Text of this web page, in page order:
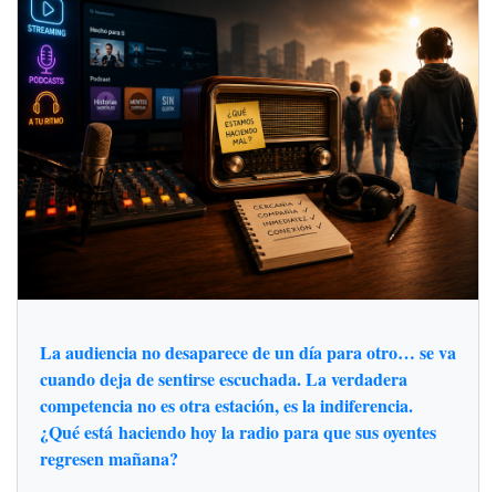
La audiencia no desaparece de un día para otro… se va
cuando deja de sentirse escuchada. La verdadera
competencia no es otra estación, es la indiferencia.
¿Qué está haciendo hoy la radio para que sus oyentes
regresen mañana?